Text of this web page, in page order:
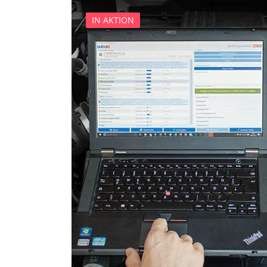
Seitenhinderniserkennung
Sekundäre Luftheizung
Servolenkung
Sitzelektronik Fahrer
Soundsystem
Sprachsteuerung
Türsteuergerät hinten links
Türsteuergerät hinten
Türsteuergerät vorne links
Türsteuergerät vorne
Vordere Bedieneinheit
Zentralelektronik
Zentralelektronik 2
IN AKTION